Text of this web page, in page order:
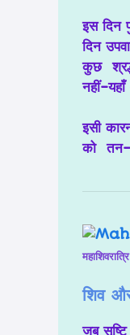
इस दिन
दिन
कुछ
नहीं-
इसी
को तन-
शिव
जब